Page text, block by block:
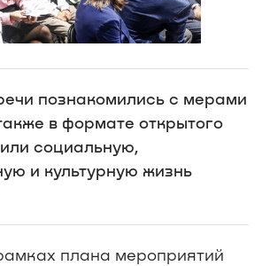
познакомились с мерами
в формате открытого
социальную,
и культурную жизнь
плана мероприятий